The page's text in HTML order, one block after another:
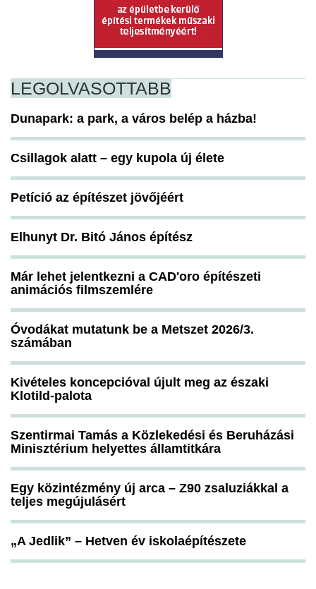
LEGOLVASOTTABB
Dunapark: a park, a város belép a házba!
Csillagok alatt – egy kupola új élete
Petíció az építészet jövőjéért
Elhunyt Dr. Bitó János építész
Már lehet jelentkezni a CAD'oro építészeti
animációs filmszemlére
Óvodákat mutatunk be a Metszet 2026/3.
számában
Kivételes koncepcióval újult meg az északi
Klotild-palota
Szentirmai Tamás a Közlekedési és Beruházási
Minisztérium helyettes államtitkára
Egy közintézmény új arca – Z90 zsaluziákkal a
teljes megújulásért
„A Jedlik” – Hetven év iskolaépítészete